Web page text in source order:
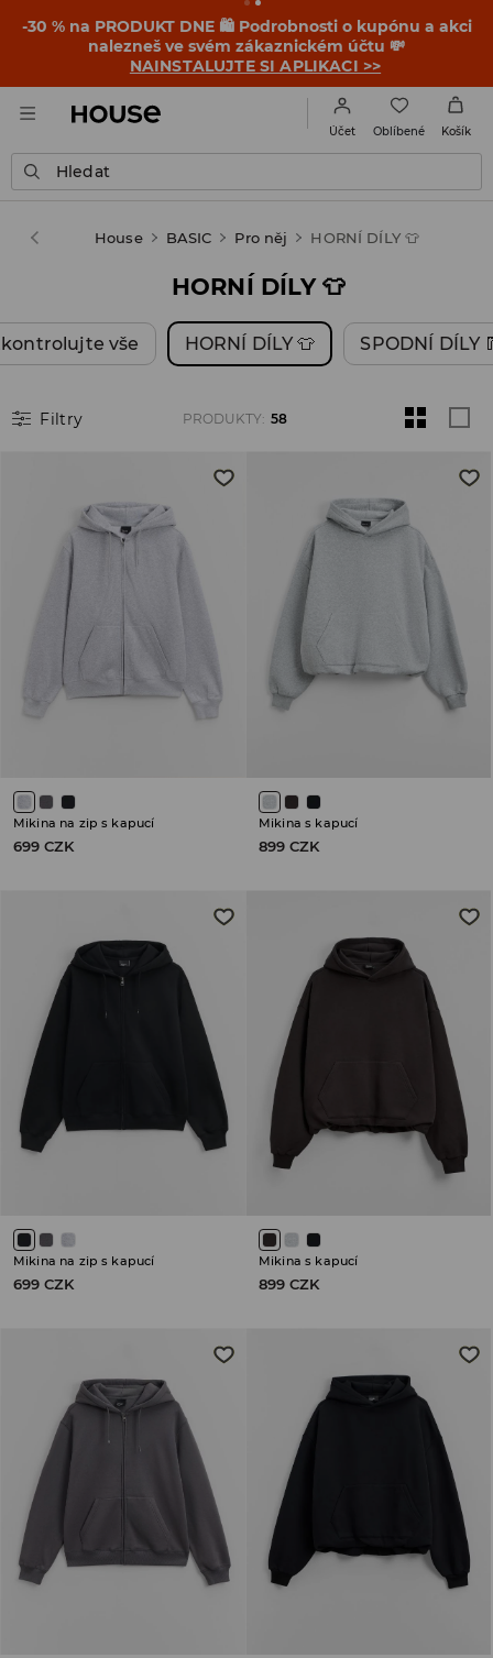
-30 % na PRODUKT DNE 🛍️ Podrobnosti o kupónu a akci
nalezneš ve svém zákaznickém účtu 💸
NAINSTALUJTE SI APLIKACI >>
Účet Oblíbené Košík
Hledat
House BASIC Pro něj HORNÍ DÍLY 👕
HORNÍ DÍLY 👕
vše HORNÍ DÍLY 👕 SPODNÍ DÍLY
Filtry PRODUKTY: 58
Mikina na zip s kapucí
699 CZK
Mikina s kapucí
899 CZK
Mikina na zip s kapucí
699 CZK
Mikina s kapucí
899 CZK